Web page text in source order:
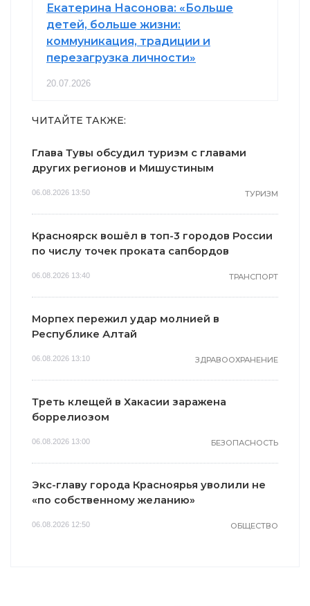
Екатерина Насонова: «Больше
детей, больше жизни:
коммуникация, традиции и
перезагрузка личности»
20.07.2026
ЧИТАЙТЕ ТАКЖЕ:
Глава Тувы обсудил туризм с главами
других регионов и Мишустиным
06.08.2026 13:50 ТУРИЗМ
Красноярск вошёл в топ-3 городов России
по числу точек проката сапбордов
06.08.2026 13:40 ТРАНСПОРТ
Морпех пережил удар молнией в
Республике Алтай
06.08.2026 13:10 ЗДРАВООХРАНЕНИЕ
Треть клещей в Хакасии заражена
боррелиозом
06.08.2026 13:00 БЕЗОПАСНОСТЬ
Экс-главу города Красноярья уволили не
«по собственному желанию»
06.08.2026 12:50 ОБЩЕСТВО